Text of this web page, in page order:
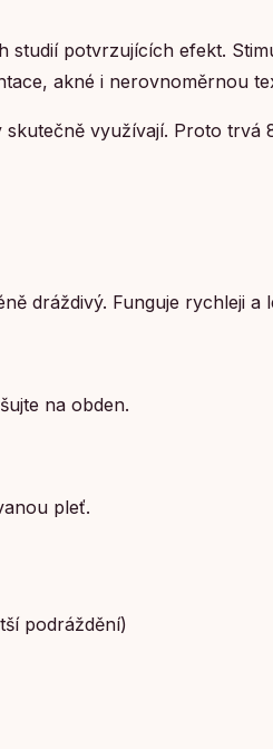
studií potvrzujících efekt.
akné i nerovnoměrnou
využívají. Proto trvá
dráždivý. Funguje rychleji a
na obden.
pleť.
podráždění)